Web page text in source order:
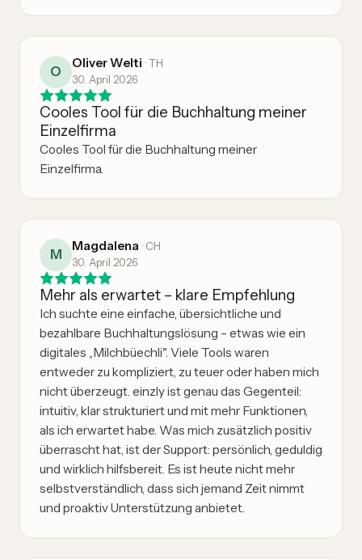
O
Oliver Welti ·TH
30. April 2026
Cooles Tool für die Buchhaltung meiner
Einzelfirma
Cooles Tool für die Buchhaltung meiner
Einzelfirma.
M
Magdalena · CH
30. April 2026
Mehr als erwartet – klare Empfehlung
Ich suchte eine einfache, übersichtliche und
bezahlbare Buchhaltungslösung – etwas wie ein
digitales „Milchbüechli". Viele Tools waren
entweder zu kompliziert, zu teuer oder haben mich
nicht überzeugt. einzly ist genau das Gegenteil:
intuitiv, klar strukturiert und mit mehr Funktionen,
als ich erwartet habe. Was mich zusätzlich positiv
überrascht hat, ist der Support: persönlich, geduldig
und wirklich hilfsbereit. Es ist heute nicht mehr
selbstverständlich, dass sich jemand Zeit nimmt
und proaktiv Unterstützung anbietet.